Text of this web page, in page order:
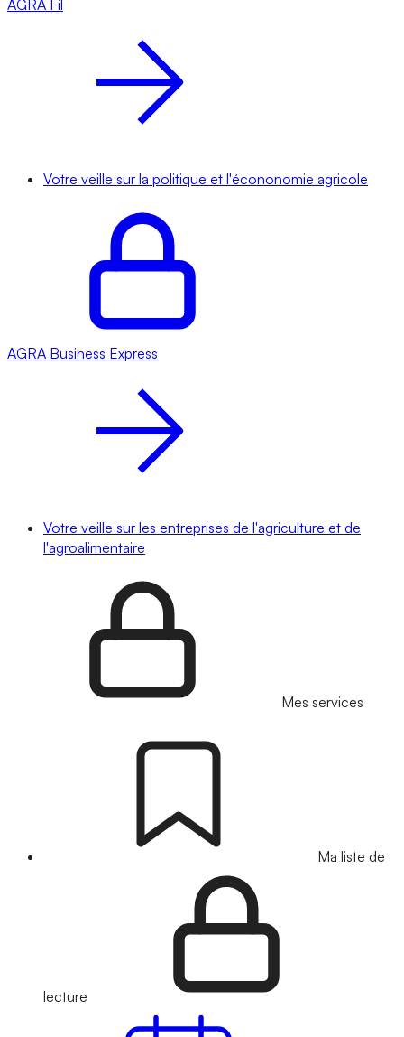
AGRA Fil
Votre veille sur la politique et l'écononomie agricole
AGRA Business Express
Votre veille sur les entreprises de l'agriculture et de
l'agroalimentaire
Mes services
Ma liste de
lecture